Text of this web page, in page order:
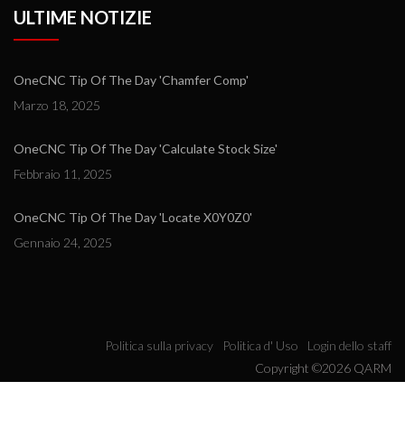
ULTIME NOTIZIE
OneCNC Tip Of The Day 'Chamfer Comp'
Marzo 18, 2025
OneCNC Tip Of The Day 'Calculate Stock Size'
Febbraio 11, 2025
OneCNC Tip Of The Day 'Locate X0Y0Z0'
Gennaio 24, 2025
Politica sulla privacy Politica d' Uso
Login dello staff
Copyright ©2026 QARM